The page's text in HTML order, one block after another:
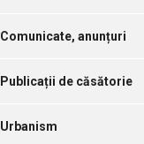
Comunicate, anunțuri
Publicații de căsătorie
Urbanism